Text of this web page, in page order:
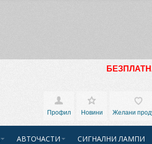
Профил
Новини Желани
АВТОЧАСТИ СИГНАЛНИ ЛАМПИ